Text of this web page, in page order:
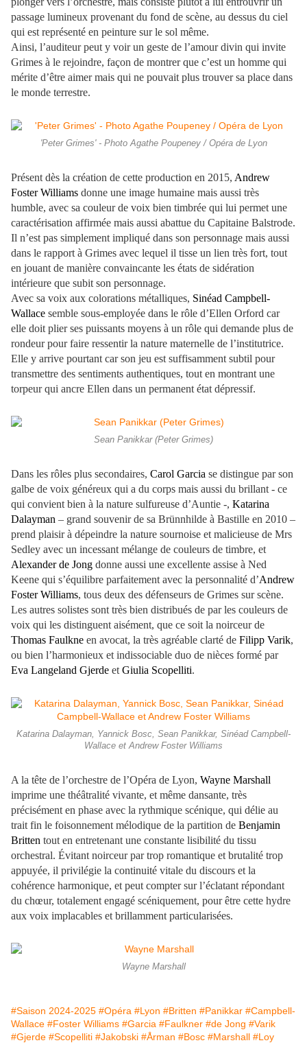
passage lumineux provenant du fond de scène, au dessus du ciel
qui est représenté en peinture sur le sol même.
Ainsi, l’auditeur peut y voir un geste de l’amour divin qui invite
Grimes à le rejoindre, façon de montrer que c’est un homme qui
mérite d’être aimer mais qui ne pouvait plus trouver sa place dans
le monde terrestre.
'Peter Grimes' - Photo Agathe Poupeney / Opéra de Lyon
Présent dès la création de cette production en 2015, Andrew
Foster Williams donne une image humaine mais aussi très
humble, avec sa couleur de voix bien timbrée qui lui permet une
caractérisation affirmée mais aussi abattue du Capitaine Balstrode.
Il n’est pas simplement impliqué dans son personnage mais aussi
dans le rapport à Grimes avec lequel il tisse un lien très fort, tout
en jouant de manière convaincante les états de sidération
intérieure que subit son personnage.
Avec sa voix aux colorations métalliques, Sinéad Campbell-
Wallace semble sous-employée dans le rôle d’Ellen Orford car
elle doit plier ses puissants moyens à un rôle qui demande plus de
rondeur pour faire ressentir la nature maternelle de l’institutrice.
Elle y arrive pourtant car son jeu est suffisamment subtil pour
transmettre des sentiments authentiques, tout en montrant une
torpeur qui ancre Ellen dans un permanent état dépressif.
Sean Panikkar (Peter Grimes)
Dans les rôles plus secondaires, Carol Garcia se distingue par son
galbe de voix généreux qui a du corps mais aussi du brillant - ce
qui convient bien à la nature sulfureuse d’Auntie -, Katarina
Dalayman – grand souvenir de sa Brünnhilde à Bastille en 2010 –
prend plaisir à dépeindre la nature sournoise et malicieuse de Mrs
Sedley avec un incessant mélange de couleurs de timbre, et
Alexander de Jong donne aussi une excellente assise à Ned
Keene qui s’équilibre parfaitement avec la personnalité d’Andrew
Foster Williams, tous deux des défenseurs de Grimes sur scène.
Les autres solistes sont très bien distribués de par les couleurs de
voix qui les distinguent aisément, que ce soit la noirceur de
Thomas Faulkne en avocat, la très agréable clarté de Filipp Varik,
ou bien l’harmonieux et indissociable duo de nièces formé par
Eva Langeland Gjerde et Giulia Scopelliti.
Katarina Dalayman, Yannick Bosc, Sean Panikkar, Sinéad Campbell-
Wallace et Andrew Foster Williams
A la tête de l’orchestre de l’Opéra de Lyon, Wayne Marshall
imprime une théâtralité vivante, et même dansante, très
précisément en phase avec la rythmique scénique, qui délie au
trait fin le foisonnement mélodique de la partition de Benjamin
Britten tout en entretenant une constante lisibilité du tissu
orchestral. Évitant noirceur par trop romantique et brutalité trop
appuyée, il privilégie la continuité vitale du discours et la
cohérence harmonique, et peut compter sur l’éclatant répondant
du chœur, totalement engagé scéniquement, pour être cette hydre
aux voix implacables et brillamment particularisées.
Wayne Marshall
#Saison 2024-2025 #Opéra #Lyon #Britten #Panikkar #Campbell-
Wallace #Foster Williams #Garcia #Faulkner #de Jong #Varik
#Gjerde #Scopelliti #Jakobski #Årman #Bosc #Marshall #Loy